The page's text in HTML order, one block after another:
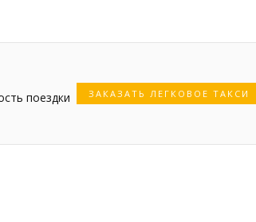
поездки
ЗАКАЗАТЬ ЛЕГКОВОЕ ТАКСИ